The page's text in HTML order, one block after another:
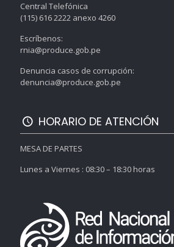
Central Telefónica
(115) 616 2222 anexo 4260
Escríbenos:
rnia@produce.gob.pe
Denuncia casos de corrupción:
denuncia@produce.gob.pe
HORARIO DE ATENCIÓN
MESA DE PARTES
Lunes a Viernes : 08:30 – 18:30 horas